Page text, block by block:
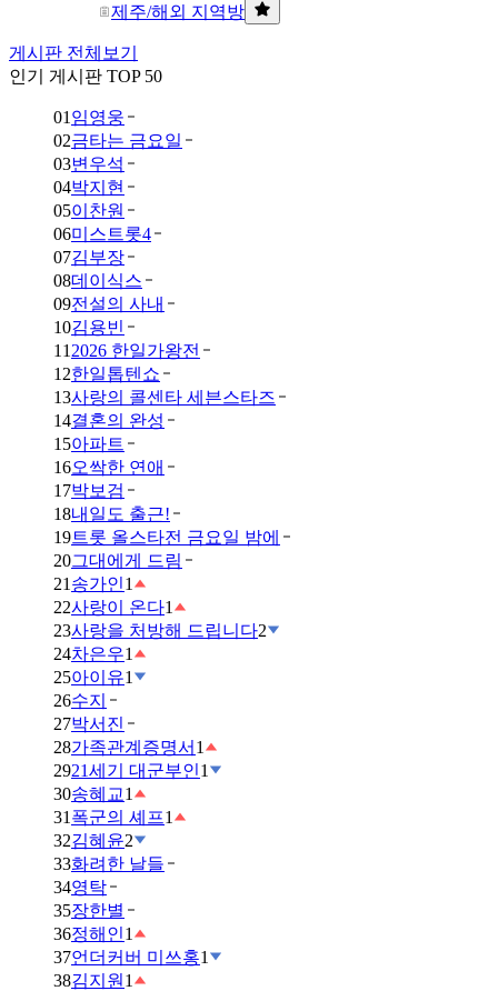
제주/해외 지역방
게시판 전체보기
인기 게시판 TOP 50
01 임영웅
02금타는 금요일
03변우석
04박지현
05이찬원
06미스트롯4
07김부장
08데이식스
09전설의 사내
10김용빈
11 2026 한일가왕전
12한일톱텐쇼
13사랑의 콜센타 세븐스타즈
14결혼의 완성
15아파트
16오싹한 연애
17박보검
18내일도 출근!
19트롯 올스타전 금요일 밤에
20그대에게 드림
21 송가인1
22사랑이 온다1
23사랑을 처방해 드립니다2
24차은우1
25아이유1
26수지
27박서진
28가족관계증명서 1
2921세기 대군부인1
30송혜교1
31 폭군의 셰프1
32김혜윤2
33화려한 날들
34영탁
35장한별
36정해인1
37언더커버 미쓰홍1
38김지원 1